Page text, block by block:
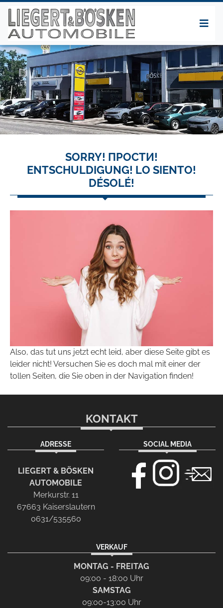
SORRY! ПРОСТИ!
ENTSCHULDIGUNG! LO SIENTO!
DÉSOLÉ!
Also, das tut uns jetzt echt leid, aber diese Seite gibt es
leider nicht! Versuchen Sie es doch mal mit einer der
tollen Seiten, die Sie oben in der Navigation finden!
KONTAKT
ADRESSE
LIEGERT & BÖSKEN
AUTOMOBILE
Merkurstr. 11
67663 Kaiserslautern
0631/535560
SOCIAL MEDIA
VERKAUF
MONTAG - FREITAG
09:00 - 18:00 Uhr
SAMSTAG
09:00-13:00 Uhr